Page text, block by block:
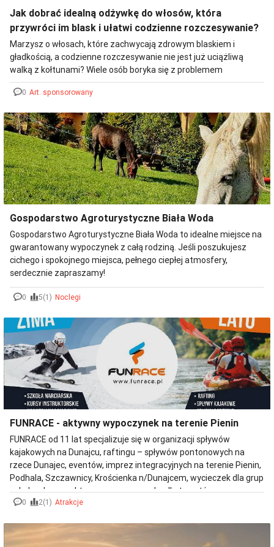
Jak dobrać idealną odżywkę do włosów, która
przywróci im blask i ułatwi codzienne rozczesywanie?
Marzysz o włosach, które zachwycają zdrowym blaskiem i
gładkością, a codzienne rozczesywanie nie jest już uciążliwą
walką z kołtunami? Wiele osób boryka się z problemem
matowych, plączących się pasm, które wydają się pozbawione
życia. Kluczem do rozwiązania tych wyzwań jest odpowiednio
więc znaleźć ten jeden, wyjątkowy produkt, który spełni
wszystkie oczekiwania Twoich włosów?
0 Art. sponsorowany
Gospodarstwo Agroturystyczne Biała Woda
Gospodarstwo Agroturystyczne Biała Woda to idealne miejsce na
gwarantowany wypoczynek z całą rodziną. Jeśli poszukujesz
cichego i spokojnego miejsca, pełnego ciepłej atmosfery,
serdecznie zapraszamy!
0 5(1) Noclegi
FUNRACE - aktywny wypoczynek na terenie Pienin
FUNRACE od 11 lat specjalizuje się w organizacji spływów
kajakowych na Dunajcu, raftingu – spływów pontonowych na
rzece Dunajec, eventów, imprez integracyjnych na terenie Pienin,
Podhala, Szczawnicy, Krościenka n/Dunajcem, wycieczek dla grup
szkolnych oraz aktywnego wypoczynku dla turystów
przebywających na terenie Szczawnicy i Krościenka n/Dunajcem.
SITN-PZN. Akademię Narciarską MAMUCIK dla dzieci i młodzieży.
Wypożyczalnię – Centrum Testowe HEAD na Jaworzynie
0 2(1) Atrakcje